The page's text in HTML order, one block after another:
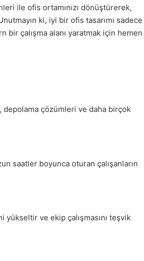
ile ofis ortamınızı dönüştürerek,
ki, iyi bir ofis tasarımı sadece
bir çalışma alanı yaratmak için hemen
depolama çözümleri ve daha birçok
saatler boyunca oturan çalışanların
yükseltir ve ekip çalışmasını teşvik